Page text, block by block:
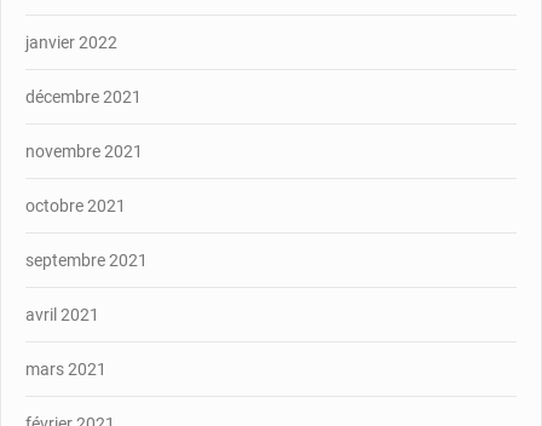
janvier 2022
décembre 2021
novembre 2021
octobre 2021
septembre 2021
avril 2021
mars 2021